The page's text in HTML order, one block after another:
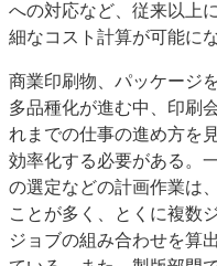
特集・デジタル印刷 ～ 新成長軌
発刊案内
JFPI印刷用
運営
会社案内
購読・購入
お問い合わせ
への対応など、従来以上
細なコスト計算が可能にな
商業印刷物、パッケージ
多品種化が進む中、印刷
れまでの仕事の進め方を
効率化する必要がある。
の選定などの計画作業は
ことが多く、とくに複数
ジョブの組み合わせを算